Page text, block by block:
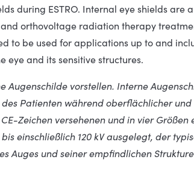
during ESTRO. Internal eye shields are
orthovoltage radiation therapy
to be used for applications up to and
eye and its sensitive structures.
Augenschilde vorstellen. Interne
Patienten während oberflächlicher
Zeichen versehenen und in vier Größen
einschließlich 120 kV ausgelegt, der
Auges und seiner empfindlichen